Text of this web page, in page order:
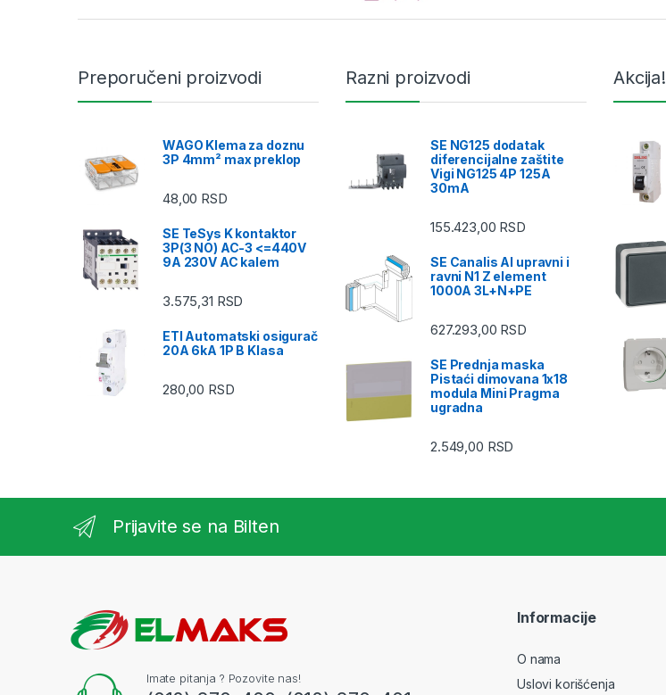
Preporučeni proizvodi
WAGO Klema za doznu
3P 4mm² max preklop
48,00 RSD
SE TeSys K kontaktor
3P(3 NO) AC-3 <=440V
9A 230V AC kalem
3.575,31 RSD
ETI Automatski osigurač
20A 6kA 1P B Klasa
280,00 RSD
Razni proizvodi
SE NG125 dodatak
diferencijalne zaštite
Vigi NG125 4P 125A
30mA
155.423,00 RSD
SE Canalis Al upravni i
ravni N1 Z element
1000A 3L+N+PE
627.293,00 RSD
SE Prednja maska
Pistaći dimovana 1x18
modula Mini Pragma
ugradna
2.549,00 RSD
Akcija!
Prijavite se na Bilten
Imate pitanja ? Pozovite nas!
Informacije
O nama
Uslovi korišćenja